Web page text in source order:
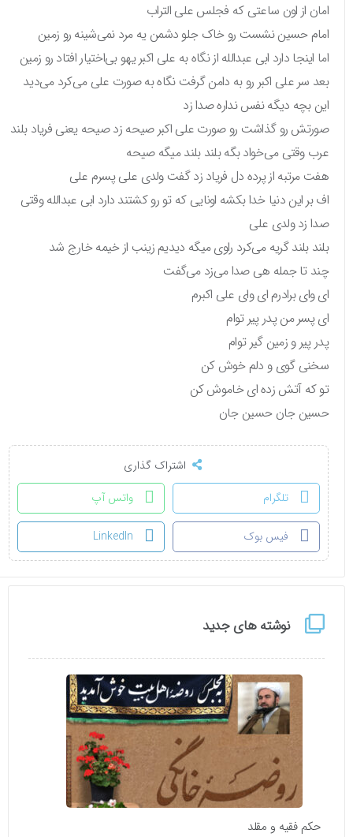
نوشته های جدید
حکم فقیه و مقلد
امان از اون ساعتی که فجلس علی التراب
امام حسین نشست رو خاک جلو دشمن یه مرد نمی‌شینه رو زمین
اما اینجا دارد ابی عبدالله از نگاه به علی اکبر یهو بی‌اختیار افتاد رو زمین
بعد سر علی اکبر رو به دامن گرفت نگاه به صورت علی می‌کرد می‌دید
این بچه دیگه نفس نداره صدا زد
صورتش رو گذاشت رو صورت علی اکبر صیحه زد صیحه یعنی فریاد بلند
عرب وقتی می‌خواد بگه بلند بلند میگه صیحه
هفت مرتبه از پرده دل فریاد زد گفت ولدی علی پسرم علی
اف بر این دنیا خدا بکشه اونایی که تو رو کشتند دارد ابی عبدالله وقتی
صدا زد ولدی علی
بلند بلند گریه می‌کرد راوی میگه دیدیم زینب از خیمه خارج شد
چند تا جمله هی صدا می‌زد می‌گفت
ای وای برادرم ای وای علی اکبرم
ای پسر من پدر پیر توام
پدر پیر و زمین گیر توام
سخنی گوی و دلم خوش کن
تو که آتش زده ای خاموش کن
حسین جان حسین جان
اشتراک گذاری
تلگرام
واتس آپ
فیس بوک LinkedIn